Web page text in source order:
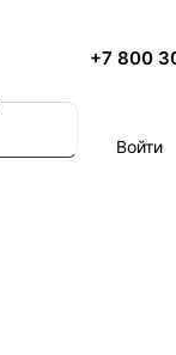
+7 800
Войти